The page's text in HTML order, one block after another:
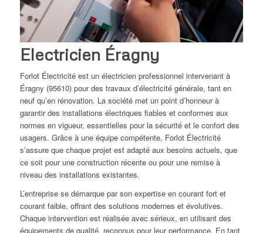
Electricien Éragny
Forlot Électricité est un électricien professionnel intervenant à
Éragny (95610) pour des travaux d’électricité générale, tant en
neuf qu’en rénovation. La société met un point d’honneur à
garantir des installations électriques fiables et conformes aux
normes en vigueur, essentielles pour la sécurité et le confort des
usagers. Grâce à une équipe compétente, Forlot Électricité
s’assure que chaque projet est adapté aux besoins actuels, que
ce soit pour une construction récente ou pour une remise à
niveau des installations existantes.
L’entreprise se démarque par son expertise en courant fort et
courant faible, offrant des solutions modernes et évolutives.
Chaque intervention est réalisée avec sérieux, en utilisant des
équipements de qualité, reconnus pour leur performance. En tant